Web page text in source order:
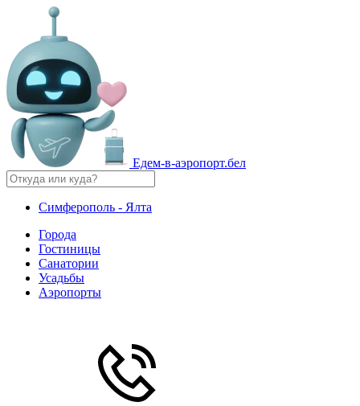
Едем-в-аэропорт.бел
Симферополь - Ялта
Города
Гостиницы
Санатории
Усадьбы
Аэропорты